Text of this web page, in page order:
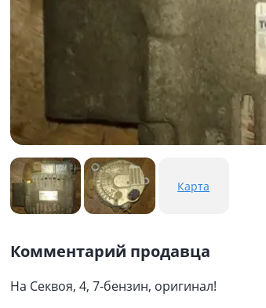
Карта
Комментарий продавца
На Секвоя, 4, 7-бензин, оригинал!